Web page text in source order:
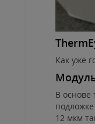
Как уже
В основе
12 мкм